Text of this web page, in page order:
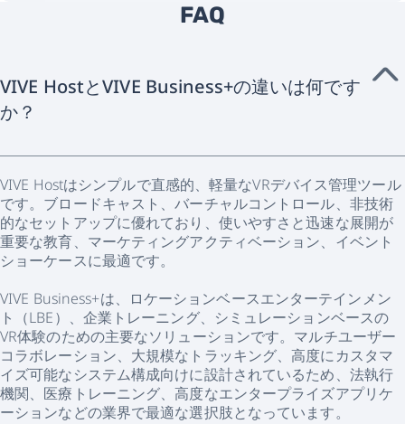
FAQ
VIVE HostとVIVE Business+の違いは何です
か？
VIVE Hostはシンプルで直感的、軽量なVRデバイス管理ツール
です。ブロードキャスト、バーチャルコントロール、非技術
的なセットアップに優れており、使いやすさと迅速な展開が
重要な教育、マーケティングアクティベーション、イベント
ショーケースに最適です。
VIVE Business+は、ロケーションベースエンターテインメン
ト（LBE）、企業トレーニング、シミュレーションベースの
VR体験のための主要なソリューションです。マルチユーザー
コラボレーション、大規模なトラッキング、高度にカスタマ
イズ可能なシステム構成向けに設計されているため、法執行
機関、医療トレーニング、高度なエンタープライズアプリケ
ーションなどの業界で最適な選択肢となっています。